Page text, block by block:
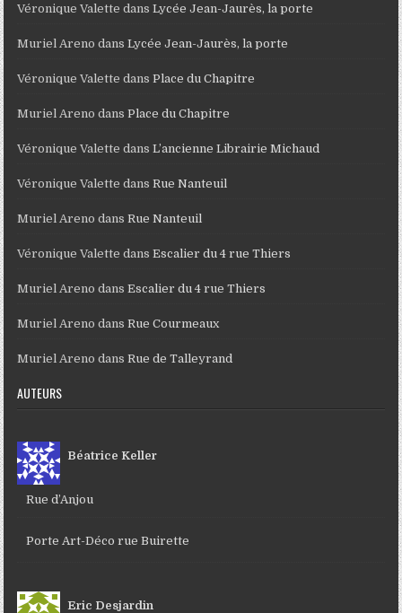
Véronique Valette dansLycée Jean-Jaurès, la porte
Muriel Areno dansLycée Jean-Jaurès, la porte
Véronique Valette dansPlace du Chapitre
Muriel Areno dansPlace du Chapitre
Véronique Valette dansL’ancienne Librairie Michaud
Véronique Valette dansRue Nanteuil
Muriel Areno dansRue Nanteuil
Véronique Valette dansEscalier du 4 rue Thiers
Muriel Areno dansEscalier du 4 rue Thiers
Muriel Areno dansRue Courmeaux
Muriel Areno dansRue de Talleyrand
AUTEURS
Béatrice Keller
Rue d’Anjou
Porte Art-Déco rue Buirette
Eric Desjardin